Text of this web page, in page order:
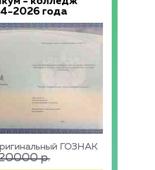
2026 года
ГОЗНАК
р.